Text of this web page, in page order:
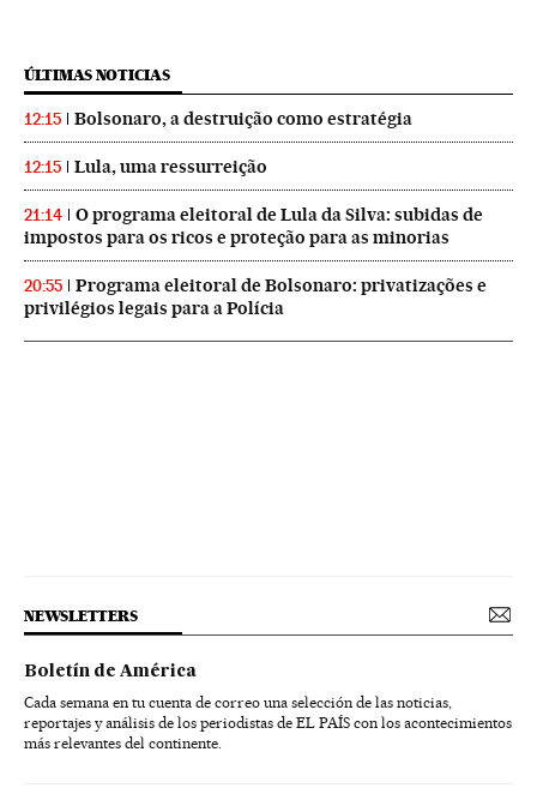
ÚLTIMAS NOTICIAS
12:15 Bolsonaro, a destruição como estratégia
12:15 Lula, uma ressurreição
21:14
O programa eleitoral de Lula da Silva: subidas de
impostos para os ricos e proteção para as minorias
20:55
Programa eleitoral de Bolsonaro: privatizações e
privilégios legais para a Polícia
NEWSLETTERS
Boletín de América
Cada semana en tu cuenta de correo una selección de las noticias,
reportajes y análisis de los periodistas de EL PAÍS con los acontecimientos
más relevantes del continente.